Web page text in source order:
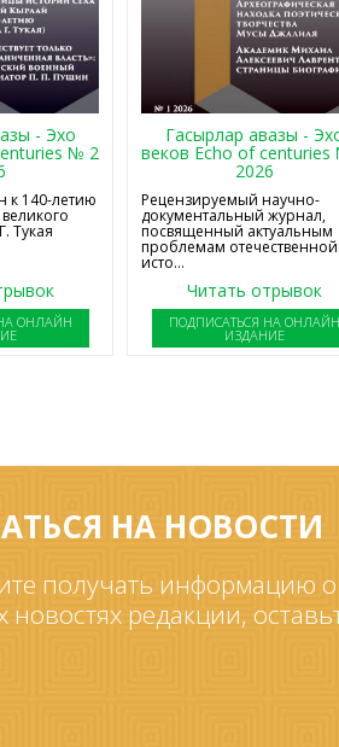
- Эхо
№ 2
к 140-летию
Тукая
ОНЛАЙН
Гасырлар авазы -
веков Echo of
2026
Рецензируемый научно-
документальный журнал,
посвященный актуальным
проблемам отечественной
исто...
Читать отрывок
ПОДПИСАТЬСЯ НА
ИЗДАНИЕ
НА НОВОСТИ
получать информацию
новостях редакции,